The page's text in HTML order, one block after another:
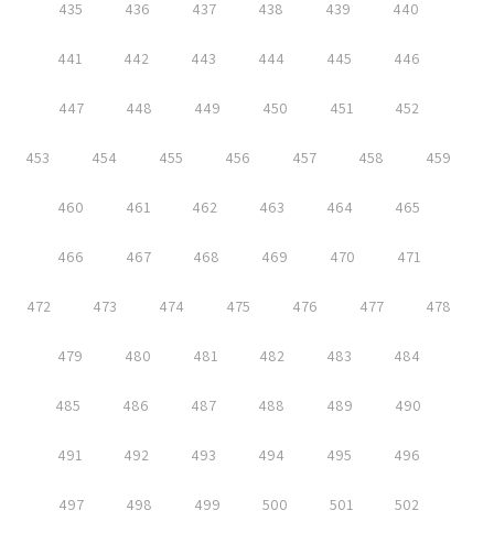
435 436 437 438 439 440
441 442 443 444 445 446
447 448 449 450 451 452
453 454 455 456 457 458 459
460 461 462 463 464 465
466 467 468 469 470 471
472 473 474 475 476 477 478
479 480 481 482 483 484
485 486 487 488 489 490
491 492 493 494 495 496
497 498 499 500 501 502